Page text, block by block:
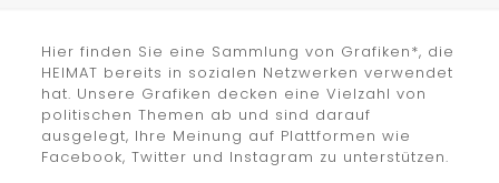
Hier finden Sie eine Sammlung von Grafiken*, die
HEIMAT bereits in sozialen Netzwerken verwendet
hat. Unsere Grafiken decken eine Vielzahl von
politischen Themen ab und sind darauf
ausgelegt, Ihre Meinung auf Plattformen wie
Facebook, Twitter und Instagram zu unterstützen.